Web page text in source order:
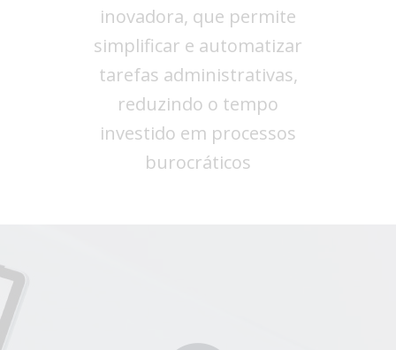
inovadora, que permite
simplificar e automatizar
tarefas administrativas,
reduzindo o tempo
investido em processos
burocráticos